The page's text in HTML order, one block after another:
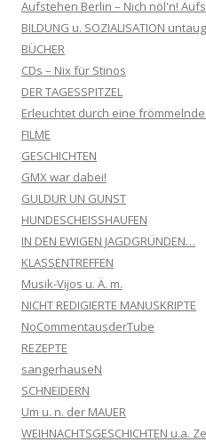
Aufstehen Berlin – Nich nöl'n!
BILDUNG u. SOZIALISATION
BÜCHER
CDs – Nix für Stinos
DER TAGESSPITZEL
Erleuchtet durch eine
FILME
GESCHICHTEN
GMX war dabei!
GULDUR UN GUNST
HUNDESCHEISSHAUFEN
IN DEN EWIGEN JAGDGRÜNDEN…
KLASSENTREFFEN
Musik-Vijos u. Ä. m.
NICHT REDIGIERTE MANUSKRIPTE
NoCommentausderTube
REZEPTE
sangerhauseN
SCHNEIDERN
Um u. n. der MAUER
WEIHNACHTSGESCHICHTEN u.a.